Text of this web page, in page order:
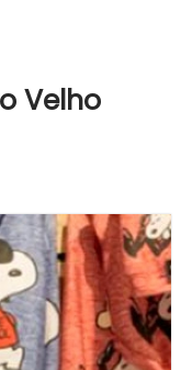
Velho